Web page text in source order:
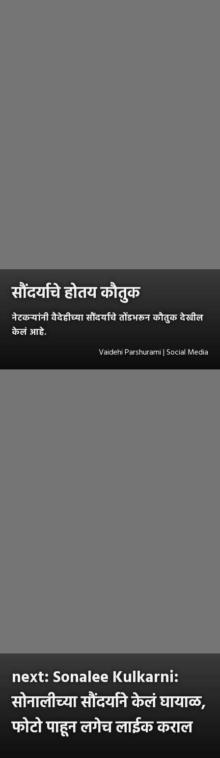
सौंदर्याचे होतय कौतुक
नेटकऱ्यांनी वैदेहीच्या सौंदर्याचे तोंडभरून कौतुक देखील
केलं आहे.
Vaidehi Parshurami | Social Media
next: Sonalee Kulkarni:
सोनालीच्या सौंदर्याने केलं घायाळ,
फोटो पाहून लगेच लाईक कराल